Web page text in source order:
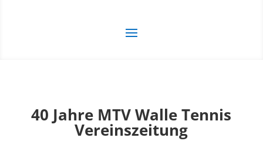
40 Jahre MTV Walle Tennis
Vereinszeitung